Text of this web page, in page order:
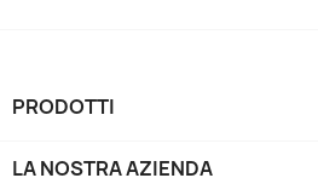
PRODOTTI
LA NOSTRA AZIENDA